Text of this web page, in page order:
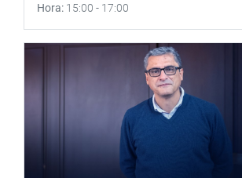
Hora 15:00 - 17:00